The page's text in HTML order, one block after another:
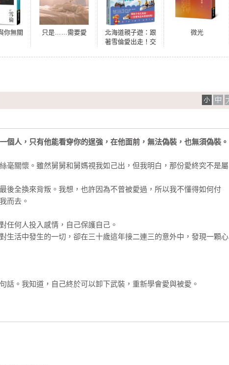
你無關 只是……需要愛
北海道親子遊：跟
著雪倫愛出走！交
微光
個人，只有他能看穿你的逞強，在他面前，無法偽裝，也無須偽裝。
毫關懷。雖然舅舅和舅媽視我如己出，但我明白，那份愛終究不是屬
後全換來背叛。我想，也許因為不曾被愛過，所以我不懂得如何付
而去。
任何人投入感情，自己保護自己。
生活中發生的一切，卻在三十歲這年接二連三的意外中，發現一顆心
話。我知道，自己終於可以卸下武裝，重新學會愛與被愛。